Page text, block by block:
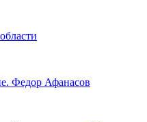
Федор Афанасов